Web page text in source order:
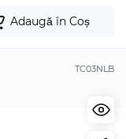
Adaugă în Coș
TC03NLB